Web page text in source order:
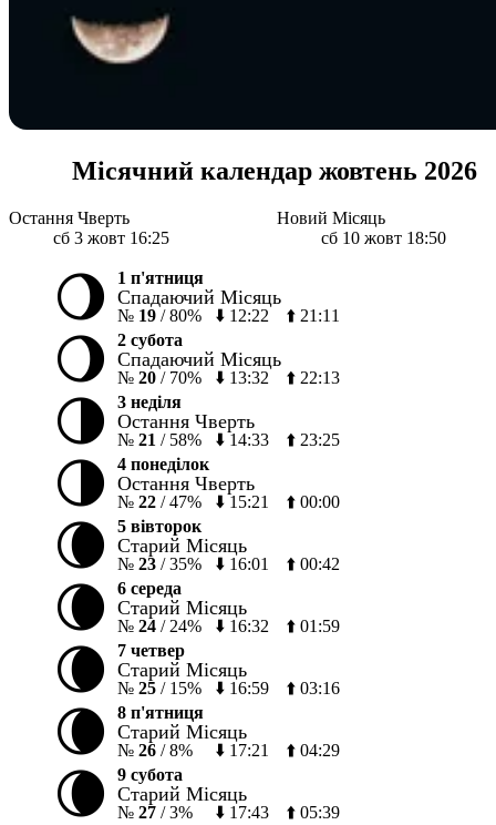
Місячний календар жовтень 2026
Остання Чверть
сб 3 жовт 16:25
Новий Місяць
сб 10 жовт 18:50
🌖 1 п'ятниця
Спадаючий Місяць
№ 19 /80% ⬇️ 12:22 ⬆️ 21:11
🌖 2 субота
Спадаючий Місяць
№ 20 / 70% ⬇️ 13:32 ⬆️ 22:13
🌗 3 неділя
Остання Чверть
№ 21 / 58% ⬇️ 14:33 ⬆️ 23:25
🌗 4 понеділок
Остання Чверть
№ 22 /47% ⬇️ 15:21 ⬆️ 00:00
🌘 5 вівторок
Старий Місяць
№ 23 /35% ⬇️ 16:01 ⬆️ 00:42
🌘 6 середа
Старий Місяць
№ 24 / 24% ⬇️ 16:32 ⬆️ 01:59
🌘 7 четвер
Старий Місяць
№ 25 / 15% ⬇️ 16:59 ⬆️ 03:16
🌘 8 п'ятниця
Старий Місяць
№ 26 /8% ⬇️ 17:21 ⬆️ 04:29
🌘 9 субота
Старий Місяць
№ 27 /3% ⬇️ 17:43 ⬆️ 05:39